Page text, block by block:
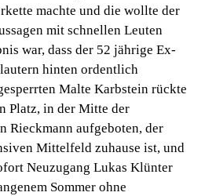
machte und die wollte der
mit schnellen Leuten
war, dass der 52 jährige Ex-
hinten ordentlich
Malte Karbstein rückte
Platz, in der Mitte der
Rieckmann aufgeboten, der
Mittelfeld zuhause ist, und
Neuzugang Lukas Klünter
Sommer ohne